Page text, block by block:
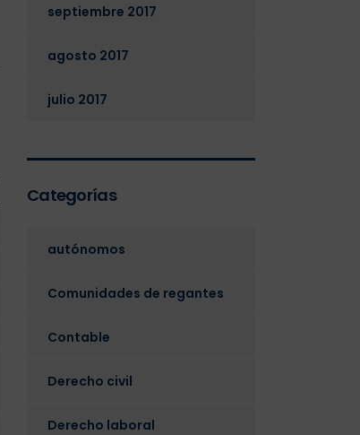
septiembre 2017
agosto 2017
julio 2017
Categorías
autónomos
Comunidades de regantes
Contable
Derecho civil
Derecho laboral